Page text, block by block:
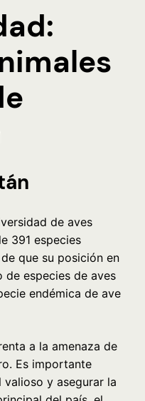
de aves
391 especies
que su posición en
de especies de aves
endémica de ave
a la amenaza de
Es importante
y asegurar la